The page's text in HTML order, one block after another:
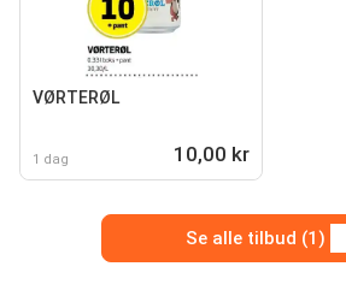
VØRTERØL
1 dag 10,00 kr
Se alle tilbud (1)